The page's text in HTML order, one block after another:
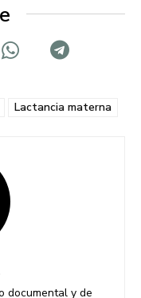
Lactancia materna
documental y de